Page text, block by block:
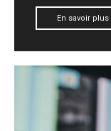
En savoir plus